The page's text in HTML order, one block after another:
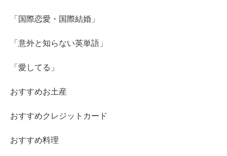
「国際恋愛・国際結婚」
「意外と知らない英単語」
「愛してる」
おすすめお土産
おすすめクレジットカード
おすすめ料理